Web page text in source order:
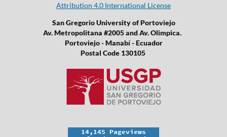
Attribution 4.0 International License
San Gregorio University of Portoviejo
Av. Metropolitana #2005 and Av. Olimpica.
Portoviejo - Manabí - Ecuador
Postal Code 130105